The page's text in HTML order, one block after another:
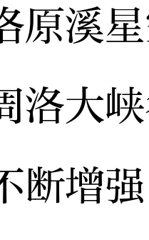
原溪
洛大
断增